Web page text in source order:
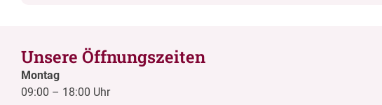
Unsere Öffnungszeiten
Montag
09:00 – 18:00 Uhr